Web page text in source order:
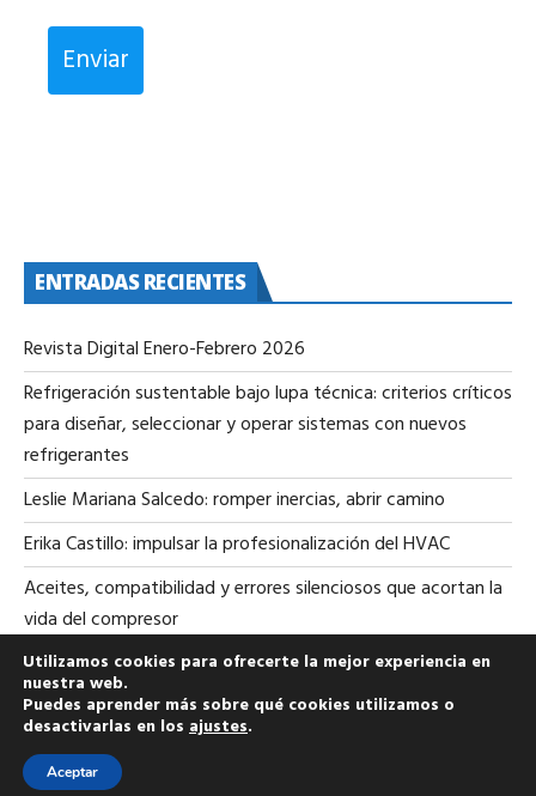
Enviar
ENTRADAS RECIENTES
Revista Digital Enero-Febrero 2026
Refrigeración sustentable bajo lupa técnica: criterios críticos
para diseñar, seleccionar y operar sistemas con nuevos
refrigerantes
Leslie Mariana Salcedo: romper inercias, abrir camino
Erika Castillo: impulsar la profesionalización del HVAC
Aceites, compatibilidad y errores silenciosos que acortan la
vida del compresor
Utilizamos cookies para ofrecerte la mejor experiencia en
nuestra web.
Puedes aprender más sobre qué cookies utilizamos o
desactivarlas en los ajustes.
Aceptar